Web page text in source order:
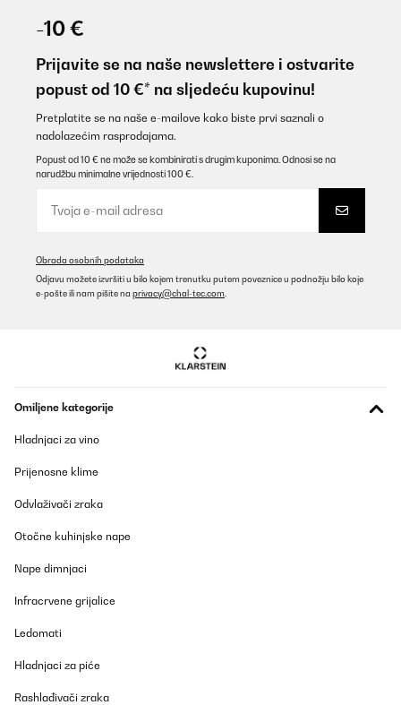
-10 €
Prijavite se na naše newslettere i ostvarite
popust od 10 €* na sljedeću kupovinu!
Pretplatite se na naše e-mailove kako biste prvi saznali o
nadolazećim rasprodajama.
Popust od 10 € ne može se kombinirati s drugim kuponima. Odnosi se na
narudžbu minimalne vrijednosti 100 €.
Obrada osobnih podataka
Odjavu možete izvršiti u bilo kojem trenutku putem poveznice u podnožju bilo koje
e-pošte ili nam pišite na privacy@chal-tec.com
Omiljene kategorije
Hladnjaci za vino
Prijenosne klime
Odvlaživači zraka
Otočne kuhinjske nape
Nape dimnjaci
Infracrvene grijalice
Ledomati
Hladnjaci za piće
Rashlađivači zraka